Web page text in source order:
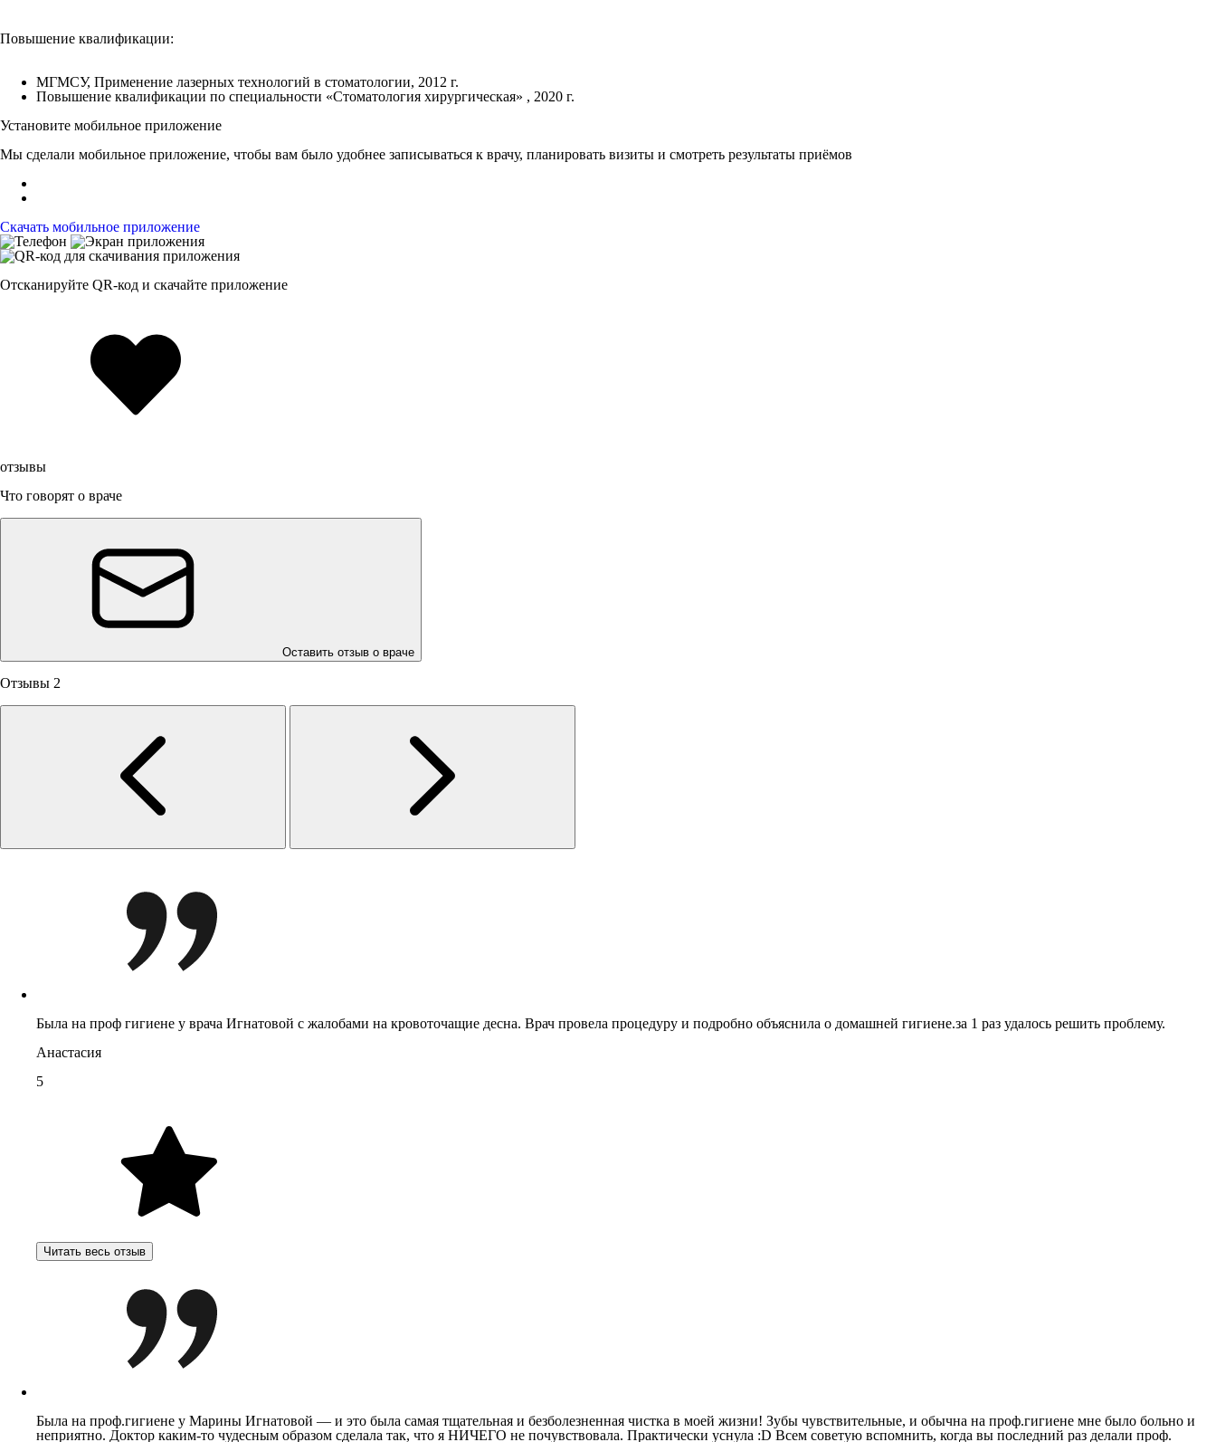
Повышение квалификации:
МГМСУ, Применение лазерных технологий в стоматологии, 2012 г.
Повышение квалификации по специальности «Стоматология хирургическая» , 2020 г.
Установите мобильное приложение
Мы сделали мобильное приложение, чтобы вам было удобнее записываться к врачу, планировать визиты и смотреть результаты приёмов
Скачать мобильное приложение
Отсканируйте QR-код и скачайте приложение
отзывы
Что говорят о враче
Оставить отзыв о враче
Отзывы 2
Была на проф гигиене у врача Игнатовой с жалобами на кровоточащие десна. Врач провела процедуру и подробно объяснила о домашней гигиене.за 1 раз удалось решить проблему.
Анастасия
5
Читать весь отзыв
Была на проф.гигиене у Марины Игнатовой — и это была самая тщательная и безболезненная чистка в моей жизни! Зубы чувствительные, и обычна на проф.гигиене мне было больно и
неприятно. Доктор каким-то чудесным образом сделала так, что я НИЧЕГО не почувствовала. Практически уснула :D Всем советую вспомнить, когда вы последний раз делали проф.